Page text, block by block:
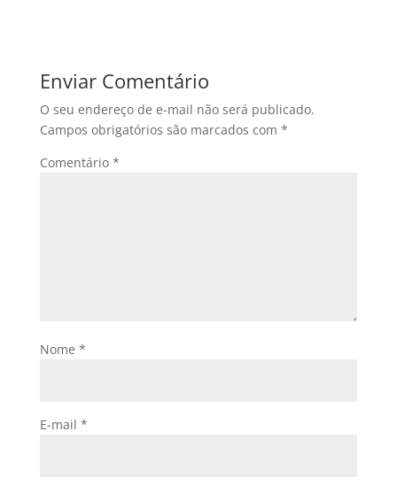
Enviar Comentário
O seu endereço de e-mail não será publicado.
Campos obrigatórios são marcados com *
Comentário *
Nome *
E-mail *